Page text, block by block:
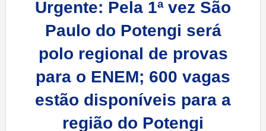
Urgente: Pela 1ª vez São
Paulo do Potengi será
polo regional de provas
para o ENEM; 600 vagas
estão disponíveis para a
região do Potengi